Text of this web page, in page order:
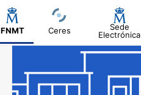
FNMT Ceres
Sede
Electrónica